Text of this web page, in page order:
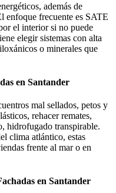
además de
enfoque frecuente es SATE
el interior si no puede
elegir sistemas con alta
o minerales que
en Santander
mal sellados, petos y
rehacer remates,
hidrofugado transpirable.
clima atlántico, estas
frente al mar o en
en Santander